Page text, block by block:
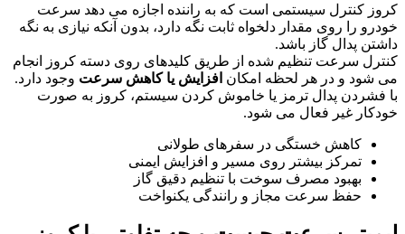
کروز کنترل سیستمی است که به راننده اجازه می دهد سرعت
خودرو را روی مقدار دلخواه ثابت نگه دارد، بدون آنکه نیازی به نگه
داشتن پدال گاز باشد.
کنترل سرعت تنظیم شده از طریق کلیدهای روی دسته کروز انجام
می شود و در هر لحظه امکان افزایش یا کاهش سرعت وجود دارد.
با فشردن پدال ترمز یا خاموش کردن سیستم، کروز به صورت
خودکار غیر فعال می شود.
کاهش خستگی در سفرهای طولانی
تمرکز بیشتر روی مسیر و افزایش ایمنی
بهبود مصرف سوخت با تنظیم دقیق گاز
حفظ سرعت مجاز و رانندگی یکنواخت